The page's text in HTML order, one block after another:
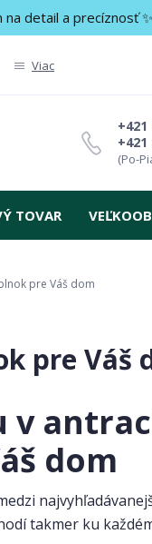
detail a precíznosť ✨
Viac
+421
+421
(Po-
TOVAR
pre Váš dom
pre Váš
v
dom
takmer ku